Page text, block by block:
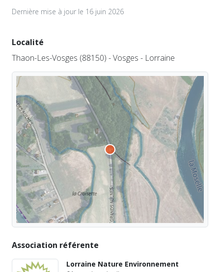
Dernière mise à jour le 16 juin 2026
Localité
Thaon-Les-Vosges (88150) - Vosges - Lorraine
Association référente
Lorraine Nature Environnement